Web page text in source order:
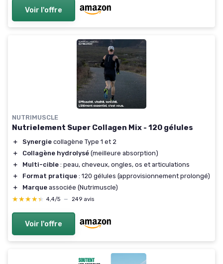
Voir l'offre
NUTRIMUSCLE
Nutrielement Super Collagen Mix - 120 gélules
＋ Synergie collagène Type 1 et 2
＋
Collagène hydrolysé (meilleure absorption)
＋
Multi-cible : peau, cheveux, ongles, os et articulations
＋
Format pratique : 120 gélules (approvisionnement prolongé)
＋
Marque associée (Nutrimuscle)
★★★★★
★★★★★ 4,4/5 — 249 avis
Voir l'offre